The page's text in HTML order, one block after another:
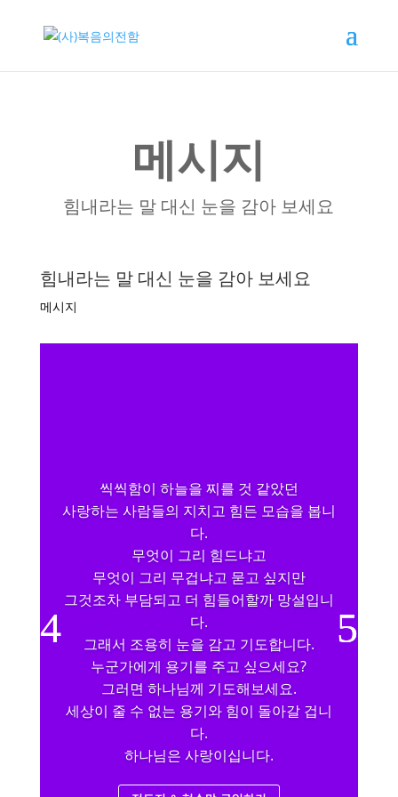
메시지
힘내라는 말 대신 눈을 감아 보세요
힘내라는 말 대신 눈을 감아 보세요
메시지
씩씩함이 하늘을 찌를 것 같았던
사랑하는 사람들의 지치고 힘든 모습을 봅니
다.
무엇이 그리 힘드냐고
무엇이 그리 무겁냐고 묻고 싶지만
그것조차 부담되고 더 힘들어할까 망설입니
다.
그래서 조용히 눈을 감고 기도합니다.
누군가에게 용기를 주고 싶으세요?
그러면 하나님께 기도해보세요.
세상이 줄 수 없는 용기와 힘이 돌아갈 겁니
다.
하나님은 사랑이십니다.